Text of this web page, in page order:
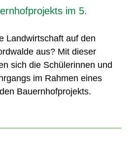
im 5.
Landwirtschaft auf den
aus? Mit dieser
sich die Schülerinnen und
im Rahmen eines
Bauernhofprojekts.